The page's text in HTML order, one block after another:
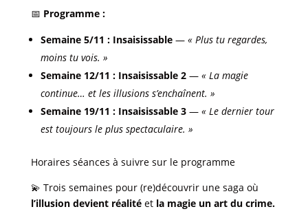
📅 Programme :
Semaine 5/11 : Insaisissable— « Plus tu regardes,
moins tu vois. »
Semaine 12/11 : Insaisissable 2— « La magie
continue… et les illusions s’enchaînent. »
Semaine 19/11 : Insaisissable 3— « Le dernier tour
est toujours le plus spectaculaire. »
Horaires séances à suivre sur le programme
💫 Trois semaines pour (re)découvrir une saga où
l’illusion devient réalitéet la magie un art du crime.